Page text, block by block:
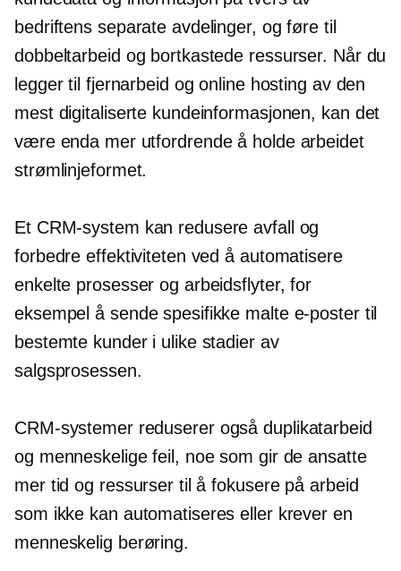
bedriftens separate avdelinger, og føre til
dobbeltarbeid og bortkastede ressurser. Når du
legger til fjernarbeid og online hosting av den
mest digitaliserte kundeinformasjonen, kan det
være enda mer utfordrende å holde arbeidet
strømlinjeformet.
Et CRM-system kan redusere avfall og
forbedre effektiviteten ved å automatisere
enkelte prosesser og arbeidsflyter, for
eksempel å sende spesifikke malte e-poster til
bestemte kunder i ulike stadier av
salgsprosessen.
CRM-systemer reduserer også duplikatarbeid
og menneskelige feil, noe som gir de ansatte
mer tid og ressurser til å fokusere på arbeid
som ikke kan automatiseres eller krever en
menneskelig berøring.